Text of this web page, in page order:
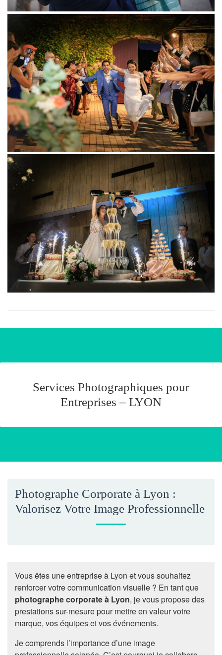
Services Photographiques pour
Entreprises – LYON
Photographe Corporate à Lyon :
Valorisez Votre Image Professionnelle
Vous êtes une entreprise à Lyon et vous souhaitez
renforcer votre communication visuelle ? En tant que
photographe corporate à Lyon, je vous propose des
prestations sur-mesure pour mettre en valeur votre
marque, vos équipes et vos événements.
Je comprends l’importance d’une image